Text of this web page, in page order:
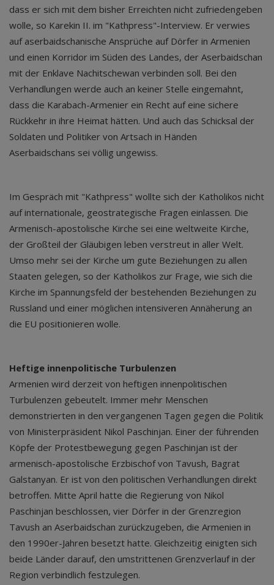
dass er sich mit dem bisher Erreichten nicht zufriedengeben
wolle, so Karekin II. im "Kathpress"-Interview. Er verwies
auf aserbaidschanische Ansprüche auf Dörfer in Armenien
und einen Korridor im Süden des Landes, der Aserbaidschan
mit der Enklave Nachitschewan verbinden soll. Bei den
Verhandlungen werde auch an keiner Stelle eingemahnt,
dass die Karabach-Armenier ein Recht auf eine sichere
Rückkehr in ihre Heimat hätten. Und auch das Schicksal der
Soldaten und Politiker von Artsach in Händen
Aserbaidschans sei völlig ungewiss.
Im Gespräch mit "Kathpress" wollte sich der Katholikos nicht
auf internationale, geostrategische Fragen einlassen. Die
Armenisch-apostolische Kirche sei eine weltweite Kirche,
der Großteil der Gläubigen leben verstreut in aller Welt.
Umso mehr sei der Kirche um gute Beziehungen zu allen
Staaten gelegen, so der Katholikos zur Frage, wie sich die
Kirche im Spannungsfeld der bestehenden Beziehungen zu
Russland und einer möglichen intensiveren Annäherung an
die EU positionieren wolle.
Heftige innenpolitische Turbulenzen
Armenien wird derzeit von heftigen innenpolitischen
Turbulenzen gebeutelt. Immer mehr Menschen
demonstrierten in den vergangenen Tagen gegen die Politik
von Ministerpräsident Nikol Paschinjan. Einer der führenden
Köpfe der Protestbewegung gegen Paschinjan ist der
armenisch-apostolische Erzbischof von Tavush, Bagrat
Galstanyan. Er ist von den politischen Verhandlungen direkt
betroffen. Mitte April hatte die Regierung von Nikol
Paschinjan beschlossen, vier Dörfer in der Grenzregion
Tavush an Aserbaidschan zurückzugeben, die Armenien in
den 1990er-Jahren besetzt hatte. Gleichzeitig einigten sich
beide Länder darauf, den umstrittenen Grenzverlauf in der
Region verbindlich festzulegen.